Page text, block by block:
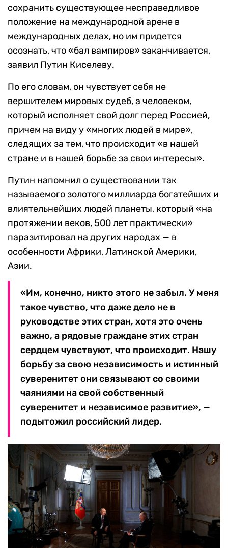
сохранить существующее несправедливое
положение на международной арене в
международных делах, но им придется
осознать, что «бал вампиров» заканчивается,
заявил Путин Киселеву.
По его словам, он чувствует себя не
вершителем мировых судеб, а человеком,
который исполняет свой долг перед Россией,
причем на виду у «многих людей в мире»,
следящих за тем, что происходит «в нашей
стране и в нашей борьбе за свои интересы».
Путин напомнил о существовании так
называемого золотого миллиарда богатейших и
влиятельнейших людей планеты, который «на
протяжении веков, 500 лет практически»
паразитировал на других народах — в
особенности Африки, Латинской Америки,
Азии.
«Им, конечно, никто этого не забыл. У меня
такое чувство, что даже дело не в
руководстве этих стран, хотя это очень
важно, а рядовые граждане этих стран
сердцем чувствуют, что происходит. Нашу
борьбу за свою независимость и истинный
суверенитет они связывают со своими
чаяниями на свой собственный
суверенитет и независимое развитие», —
подытожил российский лидер.